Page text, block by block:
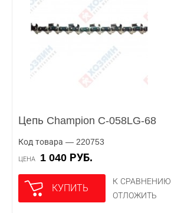
Цепь Champion C-058LG-68
Код товара — 220753
ЦЕНА 1 040 РУБ.
КУПИТЬ
К СРАВНЕНИЮ
ОТЛОЖИТЬ